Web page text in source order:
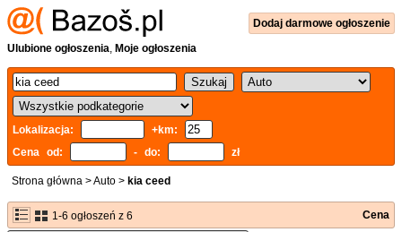
Dodaj darmowe ogłoszenie
Ulubione ogłoszenia, Moje ogłoszenia
Lokalizacja:
+km:
Cena od:
- do: zł
Strona główna >Auto > kia ceed
1-6 ogłoszeń z 6 Cena